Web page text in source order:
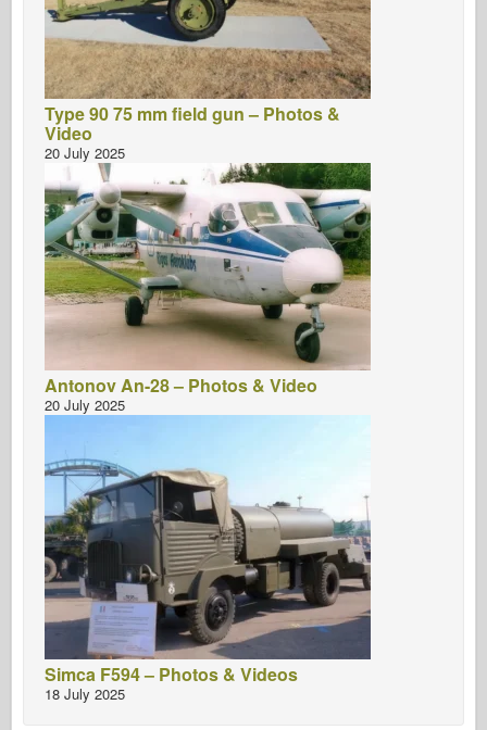
Type 90 75 mm field gun – Photos &
Video
20 July 2025
Antonov An-28 – Photos & Video
20 July 2025
Simca F594 – Photos & Videos
18 July 2025